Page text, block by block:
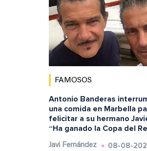
FAMOSOS
Antonio Banderas
una comida en Marbella
felicitar a su hermano
“Ha ganado la Copa del
Javi Fernández 08-08-